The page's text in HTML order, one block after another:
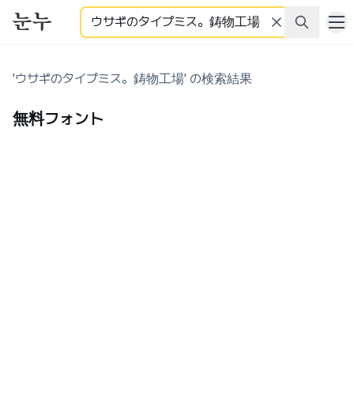
検索
'ウサギのタイプミス。鋳物工場' の検索結果
無料フォント